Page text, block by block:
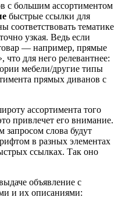
с большим ассортиментом
быстрые ссылки для
тематике
узкая. Ведь если
— например, прямые
для него релевантнее:
мебели/другие типы
прямых диванов с
ассортимента того
привлечет его внимание.
слова будут
в разных элементах
ссылках. Так оно
объявление с
и их описаниями: